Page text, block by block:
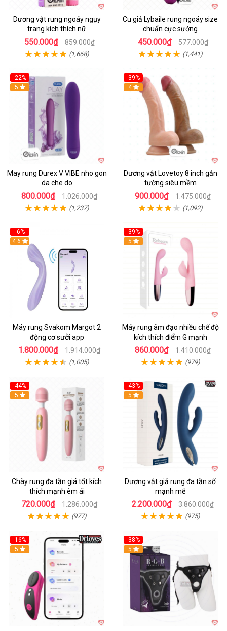
Dương vật rung ngoáy ngụy
trang kích thích nữ
550.000₫ 859.000₫
(1,668)
Cu giả Lybaile rung ngoáy size
chuẩn cực sướng
450.000₫ 577.000₫
(1,441)
-22%
Hot
5
May rung Durex V VIBE nho gon
da che do
800.000₫ 1.026.000₫
(1,237)
-39%
Hot
4
Dương vật Lovetoy 8 inch gắn
tường siêu mềm
900.000₫ 1.475.000₫
(1,092)
-6%
4.6
Máy rung Svakom Margot 2
động cơ sưởi app
1.800.000₫ 1.914.000₫
(1,005)
-39%
Hot
5
Máy rung âm đạo nhiều chế độ
kích thích điểm G mạnh
860.000₫ 1.410.000₫
(979)
-44%
Hot
5
Chày rung đa tần giá tốt kích
thích mạnh êm ái
720.000₫ 1.286.000₫
(977)
-43%
Hot
5
Dương vật giả rung đa tần số
mạnh mẽ
2.200.000₫ 3.860.000₫
(975)
-16%
Hot
5
-38%
Hot
5